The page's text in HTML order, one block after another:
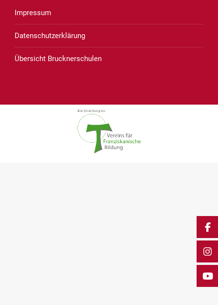
Impressum
Datenschutzerklärung
Übersicht Brucknerschulen